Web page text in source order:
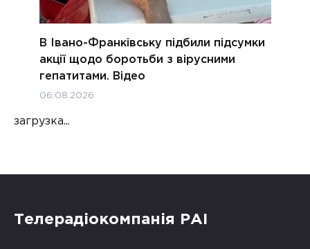
В Івано-Франківську підбили підсумки
акції щодо боротьби з вірусними
гепатитами. Відео
06.08.2026
загрузка...
Телерадіокомпанія РАІ